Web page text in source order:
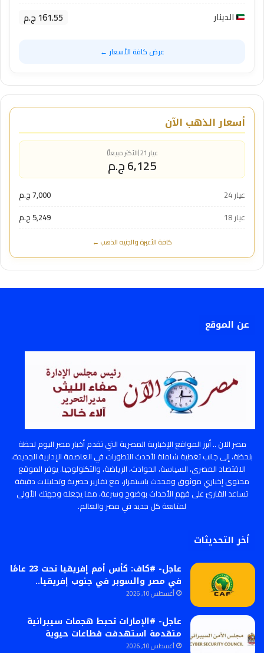
الدينار 161.55 ج.م
عرض كافة الأسعار ←
أسعار الذهب الآن
عيار 21 (الأكثر مبيعاً)
6,125 ج.م
عيار 24
7,000 ج.م
عيار 18
5,249 ج.م
كافة الأعيرة والجنيه الذهب ←
عن الموقع
مصر الان .. أبرز المواقع الإخبارية المصرية التي تقدم أخبار مصر اليوم لحظة
بلحظة، إلى جانب تغطية شاملة لأحدث التطورات في العاصمة الإدارية الجديدة،
الاقتصاد المصري، السياسة، الحوادث، الرياضة، والتكنولوجيا. يوفر الموقع
محتوى إخباري موثوق ومحدث باستمرار، مع تقارير حصرية وتحليلات دقيقة
تساعد القارئ على فهم الأحداث بوضوح وسرعة، مما يجعله وجهتك الأولى
لمتابعة كل جديد في مصر والعالم.
أخر التحديثات
عاجل- #كاف: كأس أمم إفريقيا تحت 23 عامًا
في مصر والسوبر في جنوب إفريقيا..
أغسطس 10, 2026
عاجل- #الإمارات تحبط هجمات سيبرانية
متقدمة استهدفت قطاعات حيوية
أغسطس 10, 2026